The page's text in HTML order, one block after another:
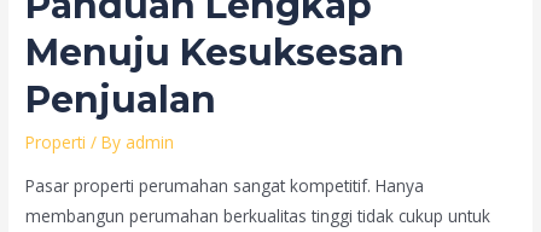
Era
Digital
Menuju Kesuksesan
Penjualan
Properti / By admin
Pasar properti perumahan sangat kompetitif. Hanya
membangun perumahan berkualitas tinggi tidak cukup untuk